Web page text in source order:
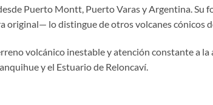
Puerto Montt, Puerto Varas y Argentina. Su
lo distingue de otros volcanes cónicos
volcánico inestable y atención constante a la
y el Estuario de Reloncaví.